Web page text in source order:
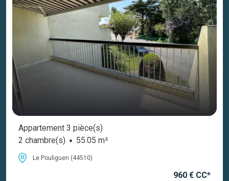
Appartement 3 pièce(s)
2 chambre(s)
55.05 m²
Le Pouliguen (44510)
960 € CC*